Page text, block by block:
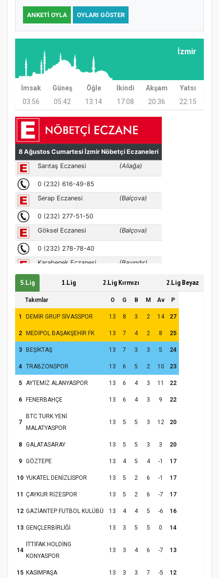
Etkinliği
Türkiye’de insanlar dinle bağlarını
koparıyor mu?
ANKETI OYLA OYLARI GÖSTER
İzmir
İmsak Güneş Öğle İkindi Akşam
Yatsı
03:56
05:42 13:14 17:08 20:36 22:15
S.Lig 1.Lig 2.Lig Kırmızı 2.Lig Beyaz
Takımlar O G B M Av P
1 DEMİR GRUP SİVASSPOR 13 8 3 2 14 27
2 MEDİPOL BAŞAKŞEHİR FK 13 7 4 2 8 25
3 BEŞİKTAŞ 13 7 3 3 5 24
4 TRABZONSPOR 13 6 5 2 10 23
5 AYTEMİZ ALANYASPOR 13 6 4 3 11 22
6 FENERBAHÇE 13 6 4 3 9 22
7
BTC TURK YENİ
MALATYASPOR
13 5 5 3 12 20
8 GALATASARAY 13 5 5 3 3 20
9 GÖZTEPE 13 4 5 4 -1 17
10 YUKATEL DENİZLİSPOR 13 5 2 6 -1 17
11 ÇAYKUR RİZESPOR 13 5 2 6 -7 17
12 GAZİANTEP FUTBOL KULÜBÜ 13 4 4 5 -6 16
13 GENÇLERBİRLİĞİ 13 3 5 5 0 14
14
İTTİFAK HOLDİNG
KONYASPOR
13 3 4 6 -7 13
15 KASIMPAŞA 13 3 3 7 -5 12